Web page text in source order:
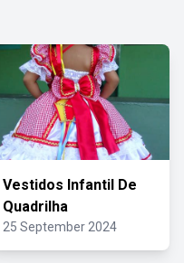
Vestidos Infantil De
Quadrilha
25 September 2024